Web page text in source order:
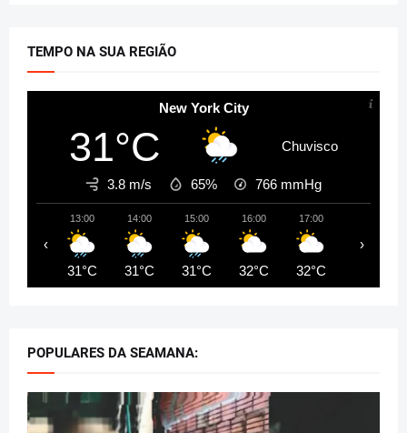
TEMPO NA SUA REGIÃO
New York City
31°C Chuvisco
3.8 m/s 65% 766 mmHg
13:00
31°C
14:00
31°C
15:00
31°C
16:00
32°C
17:00
32°C
‹ ›
POPULARES DA SEAMANA: